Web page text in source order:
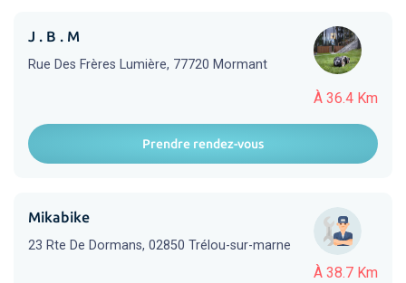
À 36.4 Km
J . B . M
Rue Des Frères Lumière, 77720 Mormant
Prendre rendez-vous
À 38.7 Km
Mikabike
23 Rte De Dormans, 02850 Trélou-sur-marne